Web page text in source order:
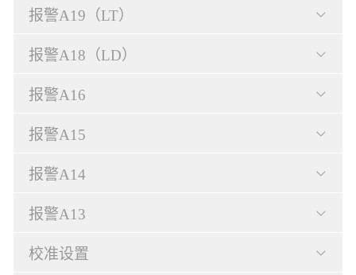
报警A19（LT）
报警A18（LD）
报警A16
报警A15
报警A14
报警A13
校准设置